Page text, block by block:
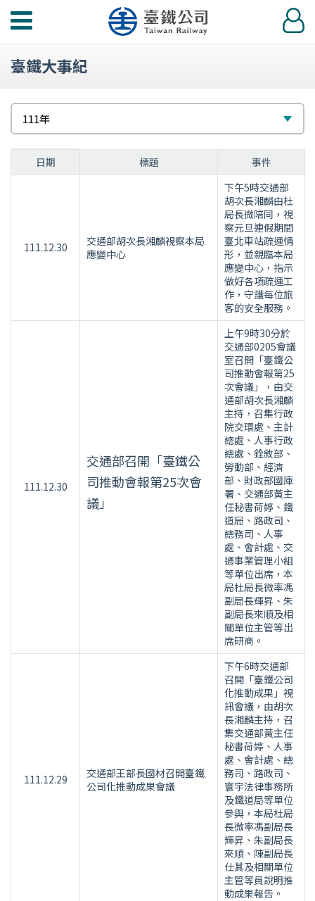
功
選
登
入
臺鐵大事紀
選
111年
年
日期 標題 事件
111.12.30
交通部胡次長湘麟視察本局
應變中心
下午5時交通部
胡次長湘麟由杜
局長微陪同，視
察元旦連假期間
臺北車站疏運情
形，並親臨本局
應變中心，指示
做好各項疏運工
作，守護每位旅
客的安全服務。
111.12.30
交通部召開「臺鐵公
司推動會報第25次會
議」
上午9時30分於
交通部0205會議
室召開「臺鐵公
司推動會報第25
次會議」，由交
通部胡次長湘麟
主持，召集行政
院交環處、主計
總處、人事行政
總處、銓敘部、
勞動部、經濟
部、財政部國庫
署、交通部黃主
任秘書荷婷、鐵
道局、路政司、
總務司、人事
處、會計處、交
通事業管理小組
等單位出席，本
局杜局長微率馮
副局長輝昇、朱
副局長來順及相
關單位主管等出
席研商。
111.12.29
交通部王部長國材召開臺鐵
公司化推動成果會議
下午6時交通部
召開「臺鐵公司
化推動成果」視
訊會議，由胡次
長湘麟主持，召
集交通部黃主任
秘書荷婷、人事
處、會計處、總
務司、路政司、
寰宇法律事務所
及鐵道局等單位
參與，本局杜局
長微率馮副局長
輝昇、朱副局長
來順、陳副局長
仕其及相關單位
主管等員說明推
動成果報告。